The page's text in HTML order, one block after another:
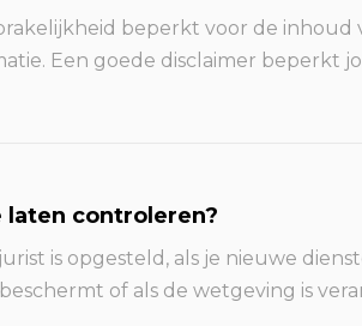
beperkt voor de inhoud
Een goede disclaimer beperkt
controleren?
is opgesteld, als je nieuwe
of als de wetgeving is